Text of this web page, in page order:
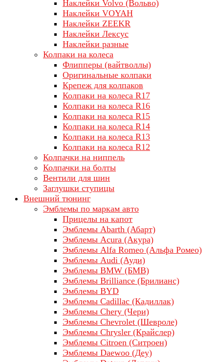
Наклейки Volvo (Вольво)
Наклейки VOYAH
Наклейки ZEEKR
Наклейки Лексус
Наклейки разные
Колпаки на колеса
Флипперы (вайтволлы)
Оригинальные колпаки
Крепеж для колпаков
Колпаки на колеса R17
Колпаки на колеса R16
Колпаки на колеса R15
Колпаки на колеса R14
Колпаки на колеса R13
Колпаки на колеса R12
Колпачки на ниппель
Колпачки на болты
Вентили для шин
Заглушки ступицы
Внешний тюнинг
Эмблемы по маркам авто
Прицелы на капот
Эмблемы Abarth (Абарт)
Эмблемы Acura (Акура)
Эмблемы Alfa Romeo (Альфа Ромео)
Эмблемы Audi (Ауди)
Эмблемы BMW (БМВ)
Эмблемы Brilliance (Брилианс)
Эмблемы BYD
Эмблемы Cadillac (Кадиллак)
Эмблемы Chery (Чери)
Эмблемы Chevrolet (Шевроле)
Эмблемы Chrysler (Крайслер)
Эмблемы Citroen (Ситроен)
Эмблемы Daewoo (Деу)